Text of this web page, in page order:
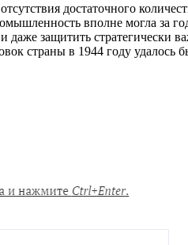
достаточного
вполне могла за
даже защитить
страны в 1944 году